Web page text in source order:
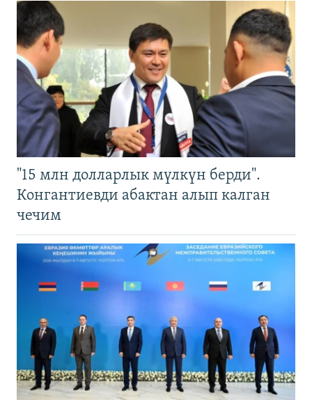
"15 млн долларлык мүлкүн берди".
Конгантиевди абактан алып калган
чечим